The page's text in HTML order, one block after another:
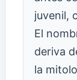
juvenil,
El
deriva
la